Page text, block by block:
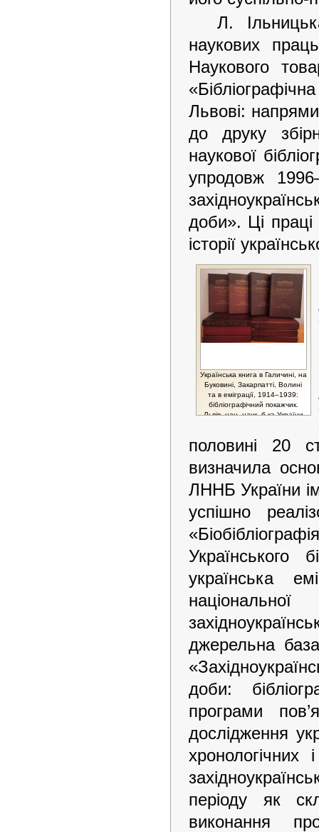
Л.
наукових
Наукового
Львові: напрями
до друку
наукової
упродовж
доби». Ці
історії
Українська книга в Галичині, на
Буковині, Закарпатті, Волині
та в еміграції, 1914–1939:
бібліографічний покажчик.
Львів. нац. наук. б-ка України
половині 20
визначила
ЛННБ України
успішно
Українського
українська
джерельна
доби:
програми
дослідження
хронологічних
періоду як
виконання